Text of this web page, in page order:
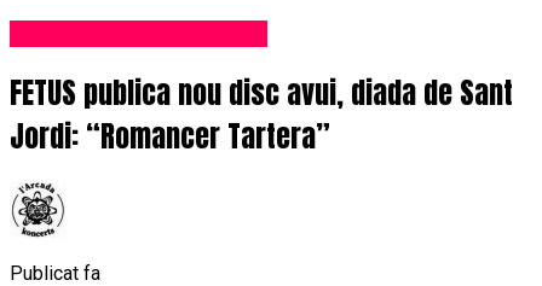
FETUS publica nou disc avui, diada de Sant
Jordi: “Romancer Tartera”
Publicat fa